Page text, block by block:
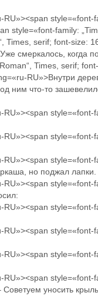
style=«font-
style=«font-family:
Times, serif; font-size:
смеркалось, когда
Times, serif;
RU»>Внутри
ним что-то
style=«font-
style=«font-
style=«font-
но поджал лапки.
style=«font-
style=«font-
style=«font-
style=«font-
style=«font-
уносить